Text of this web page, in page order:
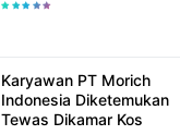
Kamar Hotel Salatiga
Karyawan PT Morich
Indonesia Diketemukan
Tewas Dikamar Kos